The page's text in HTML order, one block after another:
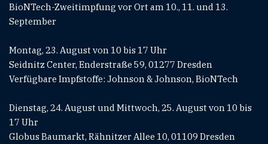
BioNTech-Zweitimpfung vor Ort am 10., 11. und 13.
September
Montag, 23. August von 10 bis 17 Uhr
Seidnitz Center, Enderstraße 59, 01277 Dresden
Verfügbare Impfstoffe: Johnson & Johnson, BioNTech
Dienstag, 24. August und Mittwoch, 25. August von 10 bis
17 Uhr
Globus Baumarkt, Rähnitzer Allee 10, 01109 Dresden